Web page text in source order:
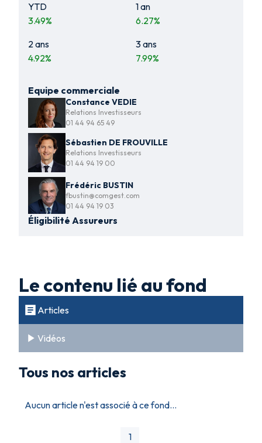
YTD
3.49%
1 an
6.27%
2 ans
4.92%
3 ans
7.99%
Equipe commerciale
Constance VEDIE
Relations Investisseurs
01 44 94 65 49
Sébastien DE FROUVILLE
Relations Investisseurs
01 44 94 19 00
Frédéric BUSTIN
fbustin@comgest.com
01 44 94 19 03
Éligibilité Assureurs
Le contenu lié au fond
Articles
Vidéos
Tous nos articles
Aucun article n'est associé à ce fond...
1